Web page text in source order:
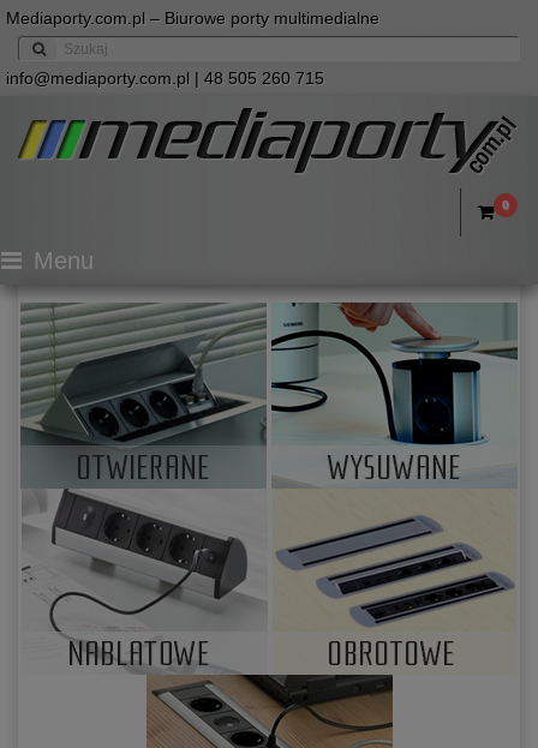
Mediaporty.com.pl – Biurowe porty multimedialne
info@mediaporty.com.pl | 48 505 260 715
0
Menu